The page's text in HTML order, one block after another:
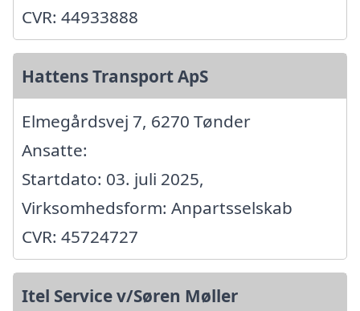
CVR: 44933888
Hattens Transport ApS
Elmegårdsvej 7, 6270 Tønder
Ansatte:
Startdato: 03. juli 2025,
Virksomhedsform: Anpartsselskab
CVR: 45724727
Itel Service v/Søren Møller